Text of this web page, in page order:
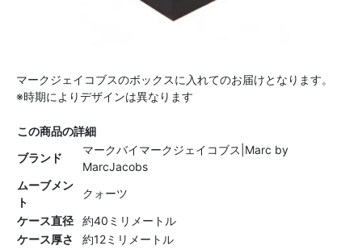
マークジェイコブスのボックスに入れてのお届けとなります。
※時期によりデザインは異なります
この商品の詳細
ブランド
マークバイマークジェイコブス|Marc by
MarcJacobs
ムーブメン
ト
クォーツ
ケース直径
約40ミリメートル
ケース厚さ
約12ミリメートル